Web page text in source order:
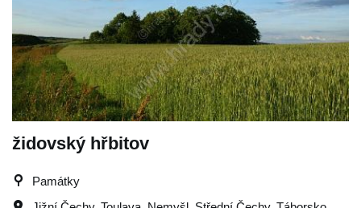
židovský hřbitov
Památky